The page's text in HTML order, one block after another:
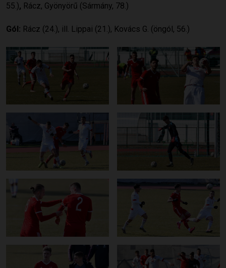
55.), Rácz, Gyönyörű (Sármány, 78.)
Gól: Rácz (24.), ill. Lippai (21.), Kovács G. (öngól, 56.)